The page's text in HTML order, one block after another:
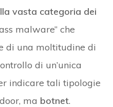
vasta categoria dei
malware” che
di una moltitudine di
di un’unica
indicare tali tipologie
ma botnet.